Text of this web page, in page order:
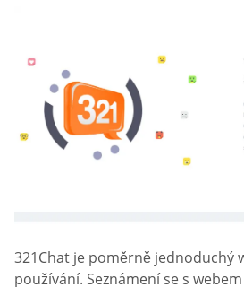
321Chat je poměrně jednoduchý
používání. Seznámení se s